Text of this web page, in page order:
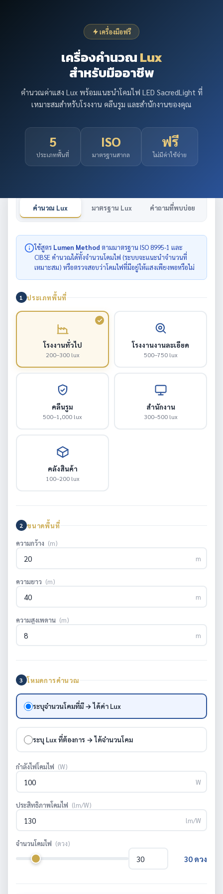
เครื่องมือฟรี
เครื่องคำนวณLux
สำหรับมืออาชีพ
คำนวณค่าแสง Lux พร้อมแนะนำโคมไฟ LED SacredLight ที่
เหมาะสมสำหรับโรงงาน คลีนรูม และสำนักงานของคุณ
5
ประเภทพื้นที่
ISO
มาตรฐานสากล
ฟรี
ไม่มีค่าใช้จ่าย
คำนวณ Lux มาตรฐาน Lux คำถามที่พบบ่อย
ใช้สูตร Lumen Method ตามมาตรฐาน ISO 8995-1 และ
CIBSE คำนวณได้ทั้งจำนวนโคมไฟ (ระบบจะแนะนำจำนวนที่
เหมาะสม) หรือตรวจสอบว่าโคมไฟที่มีอยู่ให้แสงเพียงพอหรือไม่
1 ประเภทพื้นที่
โรงงานทั่วไป
200–300 lux
โรงงานงานละเอียด
500–750 lux
คลีนรูม
500–1,000 lux
สำนักงาน
300–500 lux
คลังสินค้า
100–200 lux
2 ขนาดพื้นที่
ความกว้าง (m)
m
ความยาว (m)
m
ความสูงเพดาน (m)
m
3 โหมดการคำนวณ
ระบุจำนวนโคมที่มี → ได้ค่า Lux
ระบุ Lux ที่ต้องการ → ได้จำนวนโคม
กำลังไฟโคมไฟ (W)
W
ประสิทธิภาพโคมไฟ (lm/W)
lm/W
จำนวนโคมไฟ (ดวง)
30ดวง